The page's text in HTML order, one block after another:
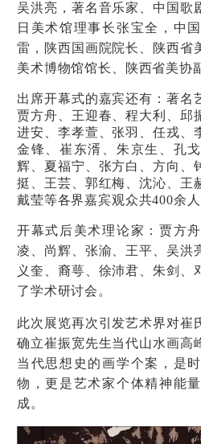
吴洪亮，著名音乐家、中国歌
日美术馆理事长张宝全，中
雷，陕西国画院院长、陕西省
美术博物馆馆长、陕西省美协
出席开幕式的嘉宾还有：著名
贾方舟、王迎春、程大利、邱
进安、李孝萱、张羽、任戎、
金锋、崔东湑、朱京生、孔
辉、夏福宁、张方白、方向、
挺、王芸、郭红梅、沈沁、王
戴莹等各界嘉宾观众共400余人
开幕式后美术理论家：贾方
凌、尚辉、张渝、王平、吴洪
义奎、裔萼、徐沛君、朱剑、
了学术研讨会 。
此次展览再次引发艺术界对崔
确立崔振宽先生当代山水画高
当代思想史的画学个案，是
物，更是艺术家个体精神能
成。